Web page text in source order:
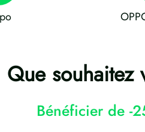
Que souhaitez
Bénéficier de -